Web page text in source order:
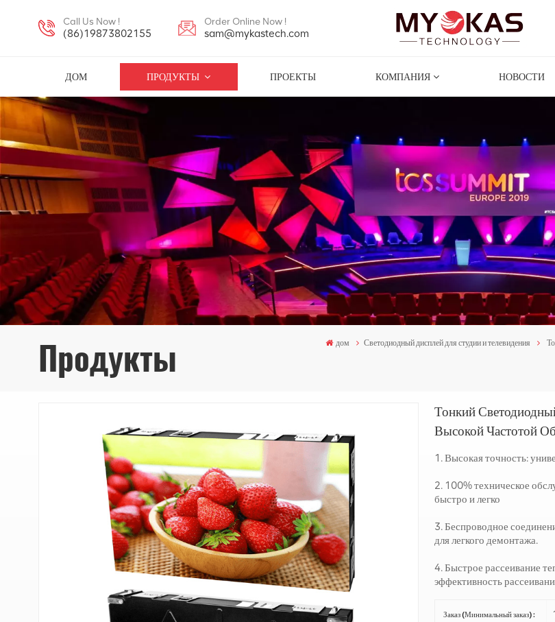
Call Us Now !
(86)19873802155
Order Online Now !
sam@mykastech.com
ДОМ ПРОДУКТЫ ПРОЕКТЫ КОМПАНИЯ НОВОСТИ
Продукты дом Светодиодный дисплей для студии и телевидения
Тонкий
Высокой Частотой
1. Высокая точность:
2. 100% техническое
быстро и легко
3. Беспроводное
для легкого демонтажа.
4. Быстрое рассеивание
эффективность
Заказ (Минимальный заказ) :